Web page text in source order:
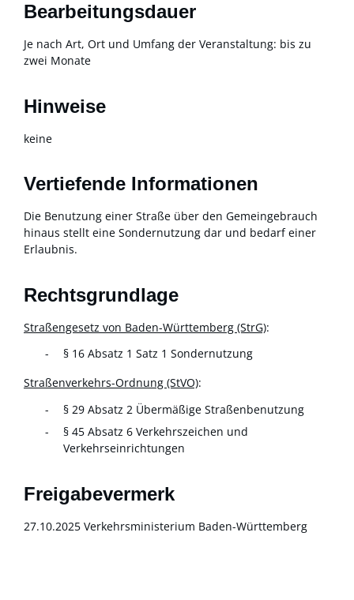
Bearbeitungsdauer
Je nach Art, Ort und Umfang der Veranstaltung: bis zu
zwei Monate
Hinweise
keine
Vertiefende Informationen
Die Benutzung einer Straße über den Gemeingebrauch
hinaus stellt eine Sondernutzung dar und bedarf einer
Erlaubnis.
Rechtsgrundlage
Straßengesetz von Baden-Württemberg (StrG):
§ 16 Absatz 1 Satz 1 Sondernutzung
Straßenverkehrs-Ordnung (StVO):
§ 29 Absatz 2 Übermäßige Straßenbenutzung
§ 45 Absatz 6 Verkehrszeichen und
Verkehrseinrichtungen
Freigabevermerk
27.10.2025 Verkehrsministerium Baden-Württemberg